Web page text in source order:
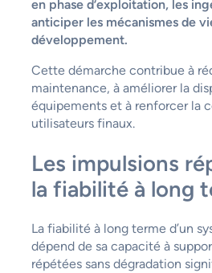
en phase d’exploitation, les
anticiper les mécanismes de
développement.
Cette démarche contribue à
maintenance, à améliorer la
équipements et à renforcer la
utilisateurs finaux.
Les impulsions
la fiabilité à long
La fiabilité à long terme d’un
dépend de sa capacité à
répétées sans dégradation